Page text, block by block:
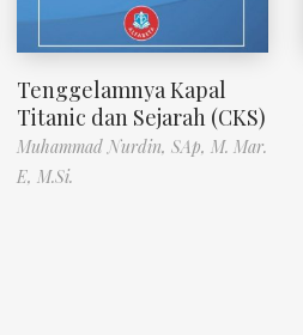
Tenggelamnya Kapal
Titanic dan Sejarah (CKS)
Muhammad Nurdin, SAp, M. Mar.
E, M.Si.